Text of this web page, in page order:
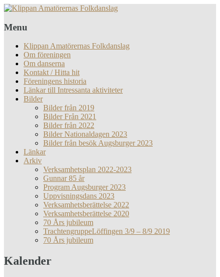
Menu
Klippan Amatörernas Folkdanslag
Om föreningen
Om danserna
Kontakt / Hitta hit
Föreningens historia
Länkar till Intressanta aktiviteter
Bilder
Bilder från 2019
Bilder Från 2021
Bilder från 2022
Bilder Nationaldagen 2023
Bilder från besök Augsburger 2023
Länkar
Arkiv
Verksamhetsplan 2022-2023
Gunnar 85 år
Program Augsburger 2023
Uppvisningsdans 2023
Verksamhetsberättelse 2022
Verksamhetsberättelse 2020
70 Års jubileum
TrachtengruppeLöffingen 3/9 – 8/9 2019
70 Års jubileum
Kalender